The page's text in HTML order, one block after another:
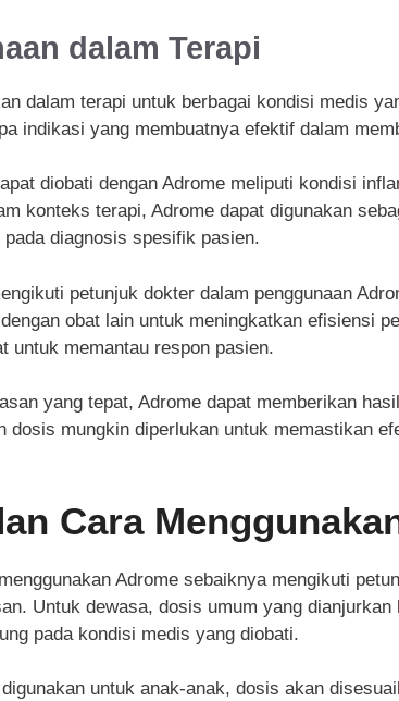
dalam Terapi
dalam terapi untuk berbagai kondisi medis
indikasi yang membuatnya efektif dalam
diobati dengan Adrome meliputi kondisi
konteks terapi, Adrome dapat digunakan
diagnosis spesifik pasien.
petunjuk dokter dalam penggunaan
obat lain untuk meningkatkan efisiensi
untuk memantau respon pasien.
yang tepat, Adrome dapat memberikan
dosis mungkin diperlukan untuk memastikan
Cara
Adrome sebaiknya mengikuti
Untuk dewasa, dosis umum yang
pada kondisi medis yang diobati.
untuk anak-anak, dosis akan